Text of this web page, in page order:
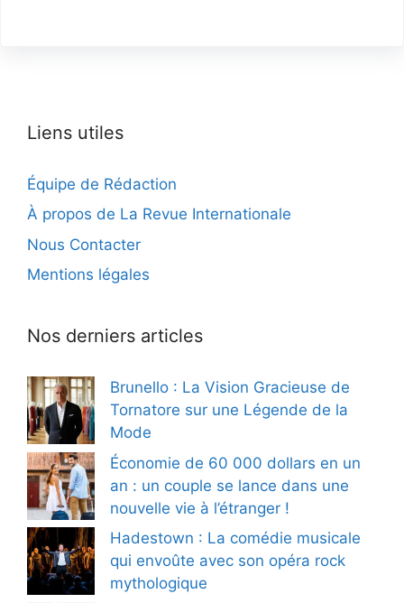
Liens utiles
Équipe de Rédaction
À propos de La Revue Internationale
Nous Contacter
Mentions légales
Nos derniers articles
Brunello : La Vision Gracieuse de
Tornatore sur une Légende de la
Mode
Économie de 60 000 dollars en un
an : un couple se lance dans une
nouvelle vie à l’étranger !
Hadestown : La comédie musicale
qui envoûte avec son opéra rock
mythologique